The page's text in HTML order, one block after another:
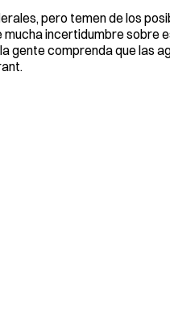
pero temen de los
incertidumbre sobre
gente comprenda que las